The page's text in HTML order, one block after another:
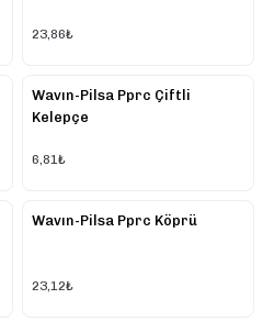
23,86₺
Wavın-Pilsa Pprc Çiftli
Kelepçe
6,81₺
Wavın-Pilsa Pprc Köprü
23,12₺